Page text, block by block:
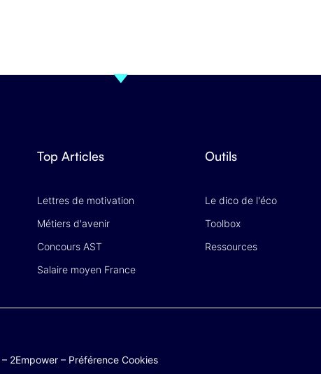
Top Articles
Lettres de motivation
Métiers d'avenir
Concours AST
Salaire moyen France
Outils
Le dico de l'éco
Toolbox
Ressources
– 2Empower – Préférence Cookies